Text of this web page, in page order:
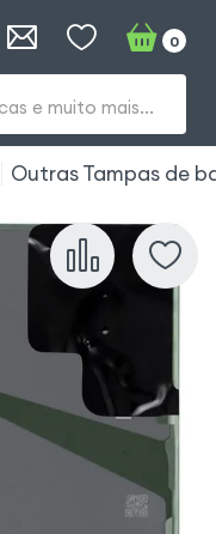
e muito mais...
0
Outras Tampas de